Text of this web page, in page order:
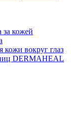
за кожей
кожи вокруг глаз
DERMAHEAL